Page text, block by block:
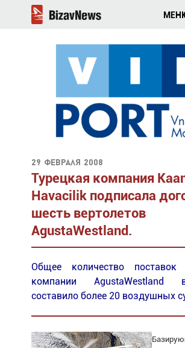
29 февраля 2008
Турецкая компания
Havacilik подписала
шесть вертолетов
AgustaWestland.
Общее количество поставок
компании
составило более 20 воздушных